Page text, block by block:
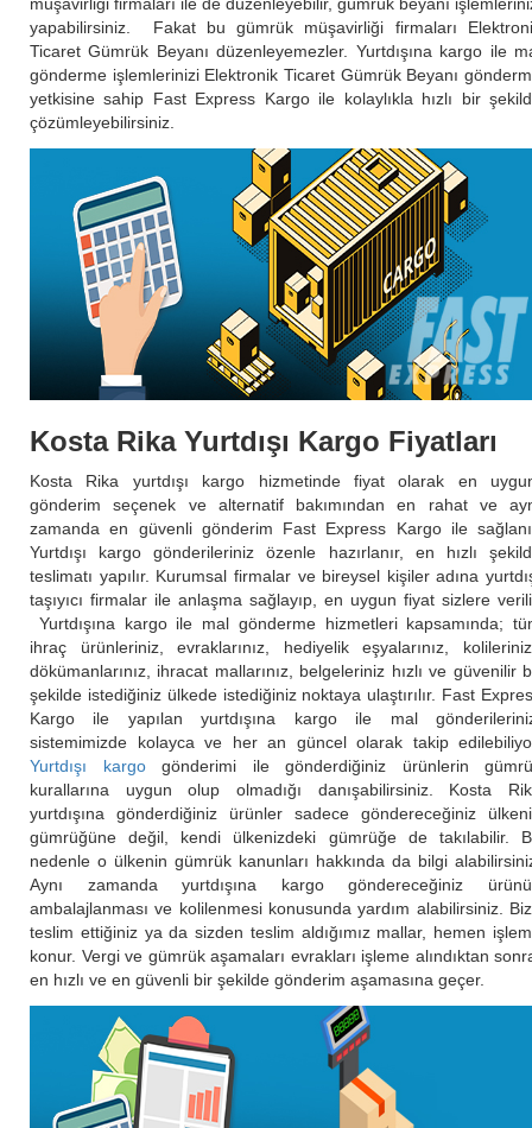
müşavirliği firmaları ile de düzenleyebilir, gümrük beyanı
yapabilirsiniz. Fakat bu gümrük müşavirliği firmaları
Ticaret Gümrük Beyanı düzenleyemezler. Yurtdışına kargo ile
gönderme işlemlerinizi Elektronik Ticaret Gümrük Beyanı
yetkisine sahip Fast Express Kargo ile kolaylıkla hızlı bir
çözümleyebilirsiniz.
Kosta Rika Yurtdışı Kargo Fiyatları
Kosta Rika yurtdışı kargo hizmetinde fiyat olarak en
gönderim seçenek ve alternatif bakımından en rahat ve
zamanda en güvenli gönderim Fast Express Kargo ile
Yurtdışı kargo gönderileriniz özenle hazırlanır, en hızlı
teslimatı yapılır. Kurumsal firmalar ve bireysel kişiler adına
taşıyıcı firmalar ile anlaşma sağlayıp, en uygun fiyat sizlere
Yurtdışına kargo ile mal gönderme hizmetleri kapsamında;
ihraç ürünleriniz, evraklarınız, hediyelik eşyalarınız,
dökümanlarınız, ihracat mallarınız, belgeleriniz hızlı ve güvenilir
şekilde istediğiniz ülkede istediğiniz noktaya ulaştırılır. Fast
Kargo ile yapılan yurtdışına kargo ile mal
sistemimizde kolayca ve her an güncel olarak takip
Yurtdışı kargogönderimi ile gönderdiğiniz ürünlerin
kurallarına uygun olup olmadığı danışabilirsiniz. Kosta
yurtdışına gönderdiğiniz ürünler sadece göndereceğiniz
gümrüğüne değil, kendi ülkenizdeki gümrüğe de takılabilir.
nedenle o ülkenin gümrük kanunları hakkında da bilgi
Aynı zamanda yurtdışına kargo göndereceğiniz
ambalajlanması ve kolilenmesi konusunda yardım alabilirsiniz.
teslim ettiğiniz ya da sizden teslim aldığımız mallar, hemen
konur. Vergi ve gümrük aşamaları evrakları işleme alındıktan
en hızlı ve en güvenli bir şekilde gönderim aşamasına geçer.